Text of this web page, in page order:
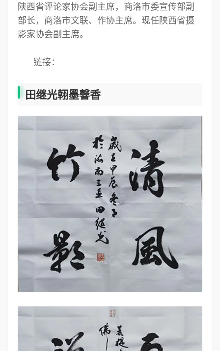
陕西省评论家协会副主席，商洛市委宣传部副
部长，商洛市文联、作协主席。现任陕西省摄
影家协会副主席。
链接：
田继光䎐墨韾香